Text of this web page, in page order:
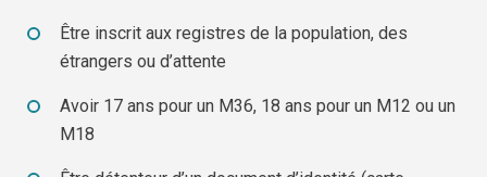
Être inscrit aux registres de la population, des
étrangers ou d’attente
Avoir 17 ans pour un M36, 18 ans pour un M12 ou un
M18